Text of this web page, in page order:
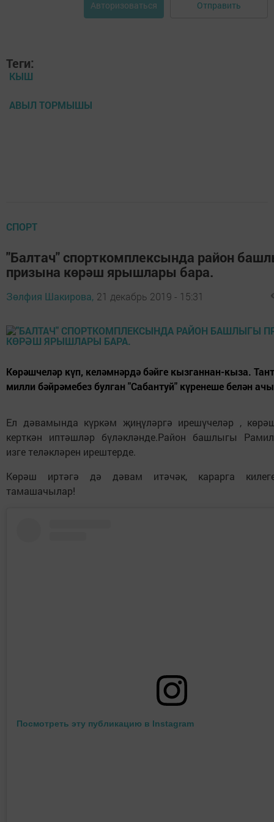
Авторизоваться Отправить
Теги:
КЫШ
АВЫЛ ТОРМЫШЫ
СПОРТ
"Балтач" спорткомплексында район
призына көрәш ярышлары бара.
Зөлфия Шакирова, 21 декабрь 2019 - 15:31
Көрәшчеләр күп, келәмнәрдә бәйге кызганнан-кыза.
милли бәйрәмебез булган "Сабантуй" күренеше белән
Ел дәвамында күркәм җиңүләргә ирешүчеләр ,
керткән иптәшләр бүләкләнде.Район башлыгы
изге теләкләрен ирештерде.
Көрәш иртәгә дә дәвам итәчәк, карарга
тамашачылар!
Посмотреть эту публикацию в Instagram